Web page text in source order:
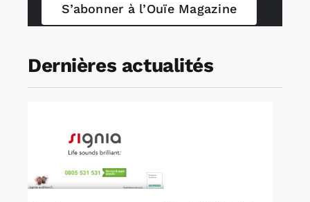
S’abonner à l’Ouïe Magazine
Dernières actualités